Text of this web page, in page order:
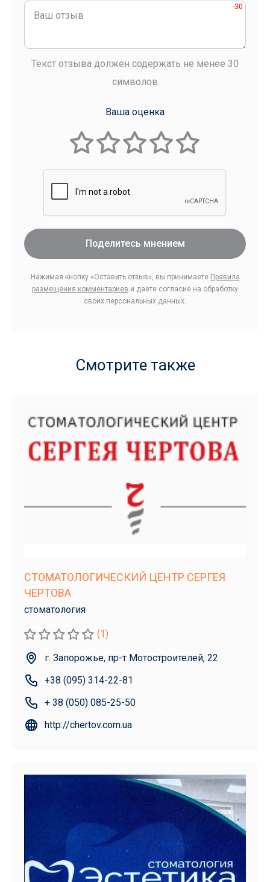
-30
Текст отзыва должен содержать не менее 30
символов
Ваша оценка
Поделитесь мнением
Нажимая кнопку «Оставить отзыв», вы принимаете Правила
размещения комментариев и даете согласие на обработку
своих персональных данных.
Смотрите также
СТОМАТОЛОГИЧЕСКИЙ ЦЕНТР СЕРГЕЯ
ЧЕРТОВА
стоматология
(1)
г. Запорожье, пр-т Мотостроителей, 22
+38 (095) 314-22-81
+ 38 (050) 085-25-50
http://chertov.com.ua